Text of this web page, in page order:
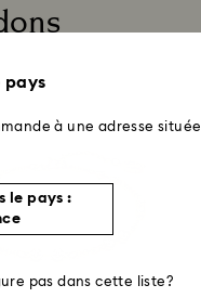
pays
à une adresse située
le pays :
pas dans cette liste?